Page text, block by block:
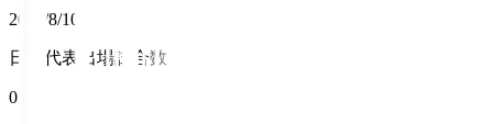
2024/8/10
日本代表出場試合数
0